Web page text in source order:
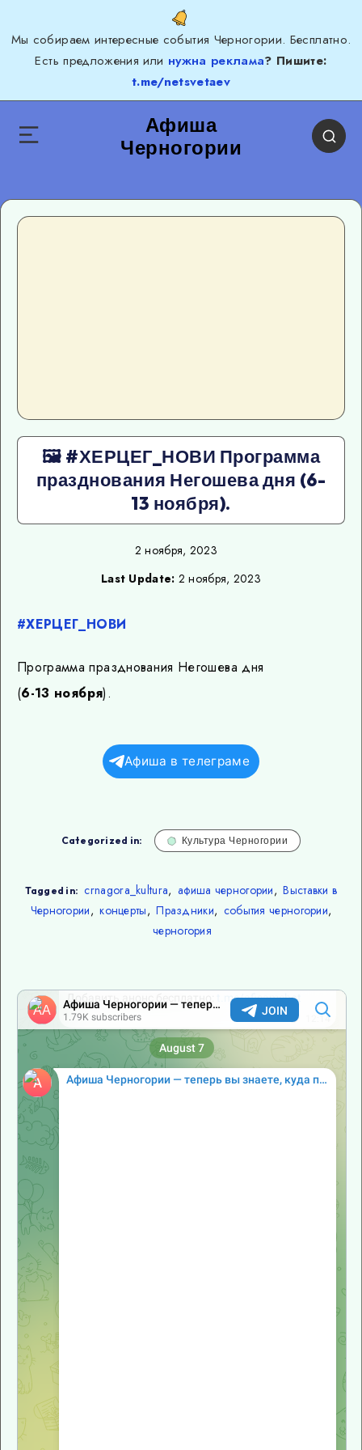
Мы собираем интересные события Черногории. Бесплатно.
Есть предложения или нужна реклама? Пишите:
t.me/netsvetaev
Афиша
Черногории
🖼 #ХЕРЦЕГ_НОВИ Программа
празднования Негошева дня (6-
13 ноября).
2 ноября, 2023
Last Update: 2 ноября, 2023
#ХЕРЦЕГ_НОВИ
Программа празднования Негошева дня
(6-13 ноября).
Афиша в телеграме
Categorized in: Культура Черногории
Tagged in: crnagora_kultura, афиша черногории, Выставки в
Черногории, концерты, Праздники, события черногории,
черногория